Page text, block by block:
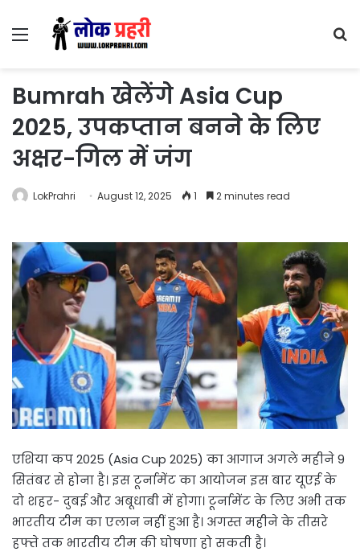
Menu
Bumrah खेलेंगे Asia Cup
2025, उपकप्तान बनने के लिए
अक्षर-गिल में जंग
LokPrahri August 12, 2025 1 2 minutes read
एशिया कप 2025 (Asia Cup 2025) का आगाज अगले महीने 9
सितंबर से होना है। इस टूर्नामेंट का आयोजन इस बार यूएई के
दो शहर- दुबई और अबूधाबी में होगा। टूर्नामेंट के लिए अभी तक
भारतीय टीम का एलान नहीं हुआ है। अगस्त महीने के तीसरे
हफ्ते तक भारतीय टीम की घोषणा हो सकती है।